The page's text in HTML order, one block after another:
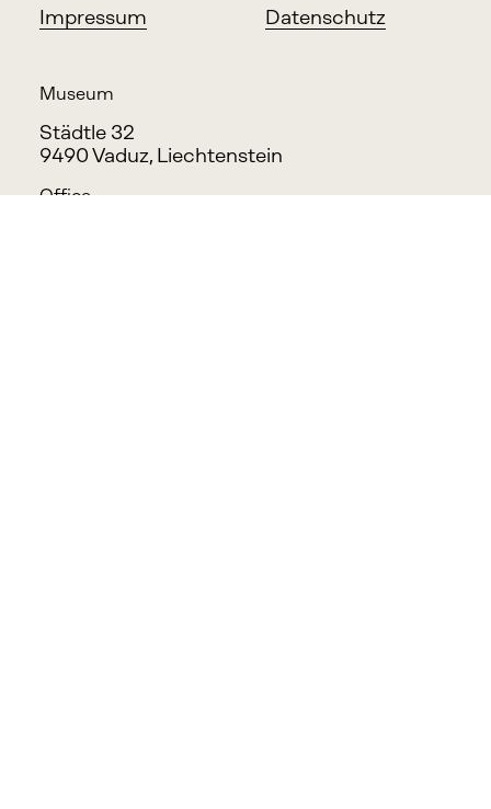
Impressum
Datenschutz
Museum
Städtle 32
9490 Vaduz, Liechtenstein
Office